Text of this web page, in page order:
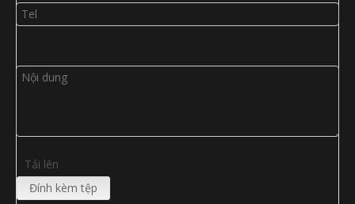
Tải lên
Đính kèm tệp